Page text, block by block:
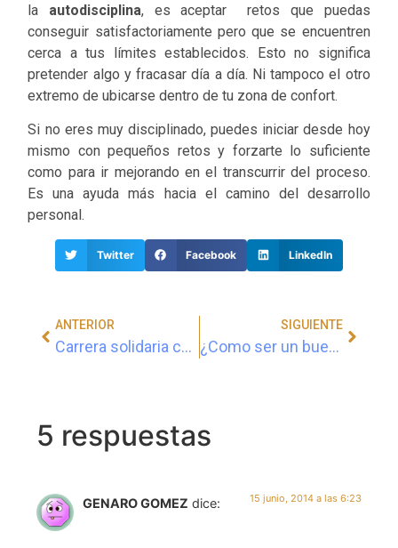
la autodisciplina, es aceptar retos que puedas
conseguir satisfactoriamente pero que se encuentren
cerca a tus límites establecidos. Esto no significa
pretender algo y fracasar día a día. Ni tampoco el otro
extremo de ubicarse dentro de tu zona de confort.
Si no eres muy disciplinado, puedes iniciar desde hoy
mismo con pequeños retos y forzarte lo suficiente
como para ir mejorando en el transcurrir del proceso.
Es una ayuda más hacia el camino del desarrollo
personal.
Twitter Facebook LinkedIn
ANTERIOR
Carrera solidaria contra el cáncer #Nocorressola
SIGUIENTE
¿Como ser un buen storyteller?
5 respuestas
GENARO GOMEZ dice: 15 junio, 2014 a las 6:23